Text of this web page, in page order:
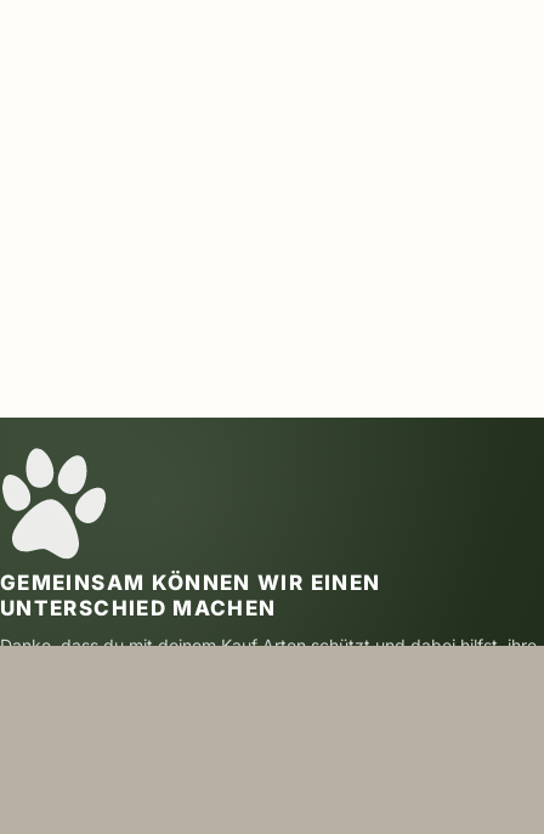
GEMEINSAM KÖNNEN WIR EINEN
UNTERSCHIED MACHEN
Danke, dass du mit deinem Kauf Arten schützt und dabei hilfst, ihre